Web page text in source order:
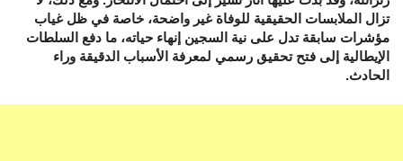
تزال الملابسات الحقيقية للوفاة غير واضحة، خاصة في ظل غياب
مؤشرات سابقة تدل على نية السجين إنهاء حياته، ما دفع السلطات
الإيطالية إلى فتح تحقيق رسمي لمعرفة الأسباب الدقيقة وراء
الحادث.